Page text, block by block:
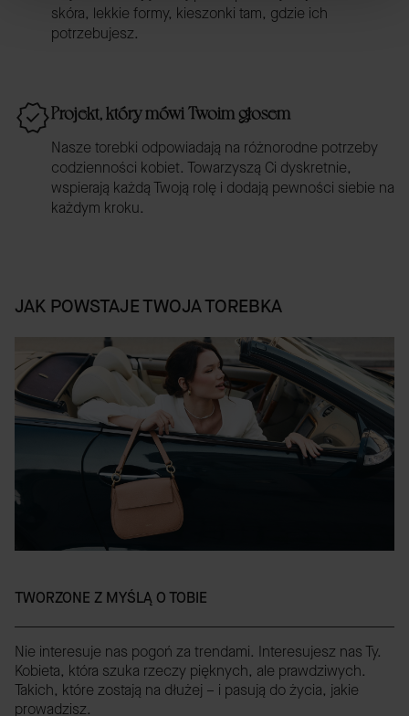
skóra, lekkie formy, kieszonki tam, gdzie ich
potrzebujesz.
Projekt, który mówi Twoim głosem
Nasze torebki odpowiadają na różnorodne potrzeby
codzienności kobiet. Towarzyszą Ci dyskretnie,
wspierają każdą Twoją rolę i dodają pewności siebie na
każdym kroku.
JAK POWSTAJE TWOJA TOREBKA
TWORZONE Z MYŚLĄ O TOBIE
Nie interesuje nas pogoń za trendami. Interesujesz nas Ty.
Kobieta, która szuka rzeczy pięknych, ale prawdziwych.
Takich, które zostają na dłużej – i pasują do życia, jakie
prowadzisz.